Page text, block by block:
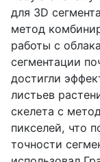
для 3D
метод
работы с
сегментации
достигли
листьев
скелета с
пикселей, что
точности